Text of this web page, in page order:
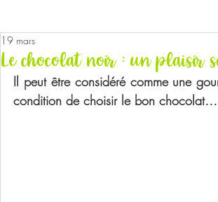
Le chocolat noir : un plaisir
19 mars
Il peut être considéré comme une
condition de choisir le bon chocolat…